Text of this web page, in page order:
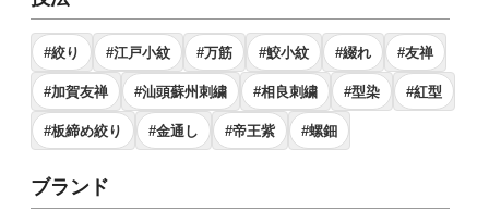
#絞り #江戸小紋 #万筋 #鮫小紋 #綴れ #友禅
#加賀友禅 #汕頭蘇州刺繍 #相良刺繍 #型染 #紅型
#板締め絞り #金通し #帝王紫 #螺鈿
ブランド